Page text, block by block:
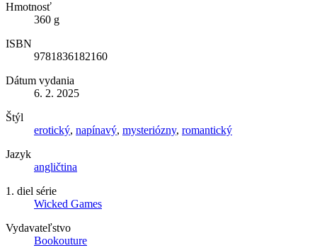
Hmotnosť
360 g
ISBN
9781836182160
Dátum vydania
6. 2. 2025
Štýl
erotický, napínavý, mysteriózny, romantický
Jazyk
angličtina
1. diel série
Wicked Games
Vydavateľstvo
Bookouture